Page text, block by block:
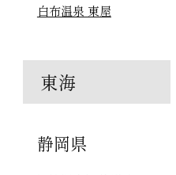
白布温泉 東屋
東海
静岡県